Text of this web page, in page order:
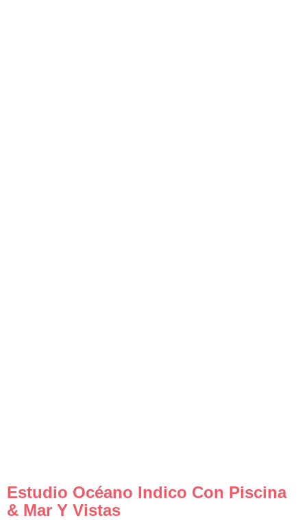
Estudio Océano Indico Con Piscina
& Mar Y Vistas